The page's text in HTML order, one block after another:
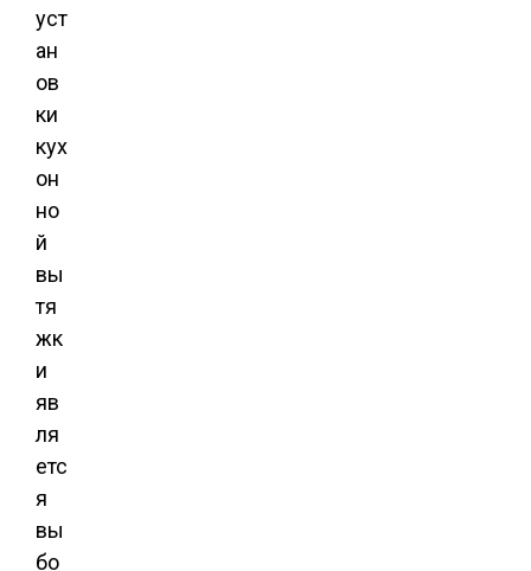
уст
ан
ов
ки
кух
он
но
й
вы
тя
жк
и
яв
ля
етс
я
вы
бо